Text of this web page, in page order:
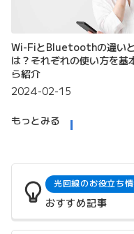
Wi-FiとBluetoothの違いと
は？それぞれの使い方を基
ら紹介
2024-02-15
もっとみる
光回線のお役立ち
おすすめ記事